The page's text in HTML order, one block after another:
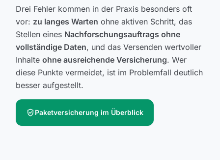
Drei Fehler kommen in der Praxis besonders oft
vor: zu langes Warten ohne aktiven Schritt, das
Stellen eines Nachforschungsauftrags ohne
vollständige Daten, und das Versenden wertvoller
Inhalte ohne ausreichende Versicherung. Wer
diese Punkte vermeidet, ist im Problemfall deutlich
besser aufgestellt.
verified_user Paketversicherung im Überblick